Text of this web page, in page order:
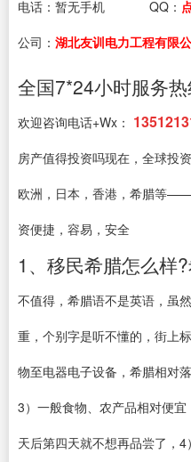
电话： 暂无手机 QQ：
公司： 湖北友训电力工程有限
全国7*24小时服务
欢迎咨询电话+Wx：
房产值得投资吗现在，全球投
欧洲，日本，香港，希腊等
资便捷，容易，安全
1、移民希腊怎么样
不值得，希腊语不是英语，虽
重，个别字是听不懂的，街上
物至电器电子设备，希腊相对
3）一般食物、农产品相对便
天后第四天就不想再品尝了，